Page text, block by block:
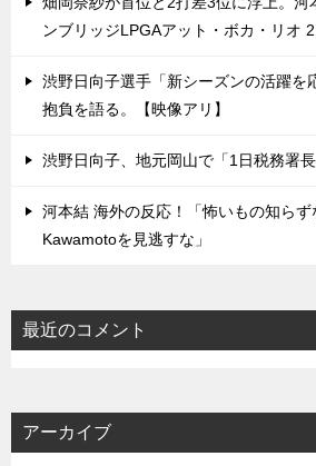
ンブリッジLPGAアット・ボカ・リオ 2
渋野日向子選手「新シーズンの活躍を
抱負を語る。【映像アリ】
渋野日向子、地元岡山で「1日税務署長
河本結 海外の反応！「怖いもの知ら
Kawamotoを見逃すな」
最近のコメント
アーカイブ